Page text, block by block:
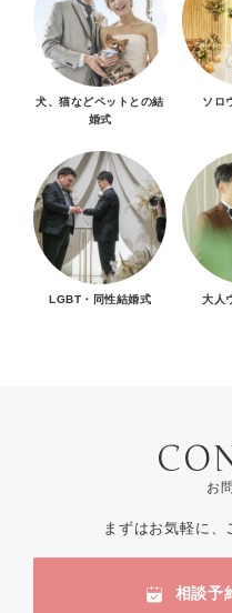
犬、猫などペットとの結
婚式
ソロ
LGBT・同性結婚式 大人
お
まずはお気軽に、
相談予